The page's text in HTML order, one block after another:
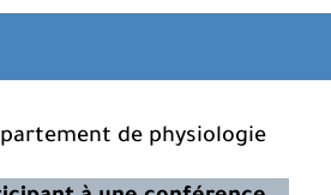
de physiologie